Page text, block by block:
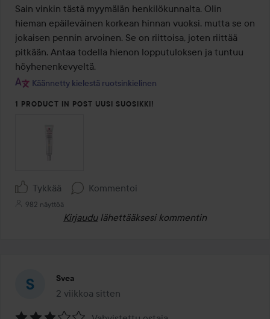
/
5
Sain vinkin tästä myymälän henkilökunnalta. Olin
hieman epäileväinen korkean hinnan vuoksi, mutta se on
jokaisen pennin arvoinen. Se on riittoisa, joten riittää
pitkään. Antaa todella hienon lopputuloksen ja tuntuu
höyhenenkevyeltä.
Käännetty kielestä ruotsinkielinen
1 PRODUCT IN POST UUSI SUOSIKKI!
Tykkää Kommentoi
982 näyttöä
Kirjaudu lähettääksesi kommentin
Svea
2 viikkoa sitten
Viesti luotiin 2 viikkoa sitten